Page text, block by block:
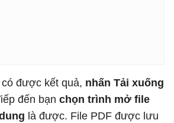
được kết quả, nhấn Tải xuống
đến bạn chọn trình mở file
là được. File PDF được lưu